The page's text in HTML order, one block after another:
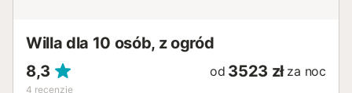
Willa dla 10 osób, z ogród
8,3
4 recenzje
od 3523 zł za noc